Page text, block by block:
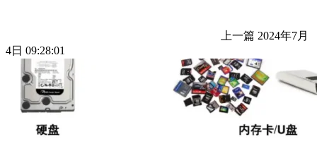
上一篇 2024年7月
4日 09:28:01